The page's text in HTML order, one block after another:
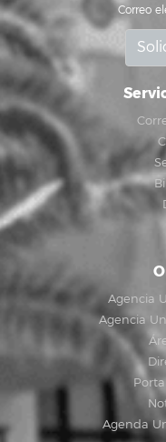
Correo
Agencia
Agencia
Agenda